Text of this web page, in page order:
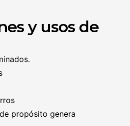
y usos de
propósito genera